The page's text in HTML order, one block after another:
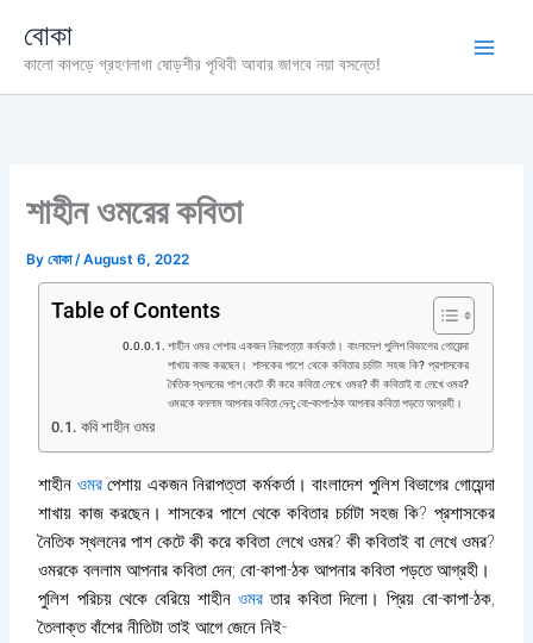
content
বোকা
কালো কাপড়ে গ্রহণলাগা ষোড়শীর পৃথিবী আবার জাগবে নয়া বসন্তে!
শাহীন ওমরের কবিতা
Byবোকা/August 6, 2022
Table of Contents
শাহীন ওমর পেশায় একজন নিরাপত্তা কর্মকর্তা। বাংলাদেশ পুলিশ বিভাগের গোয়েন্দা
শাখায় কাজ করছেন। শাসকের পাশে থেকে কবিতার চর্চাটা সহজ কি? প্রশাসকের
নৈতিক স্খলনের পাশ কেটে কী করে কবিতা লেখে ওমর? কী কবিতাই বা লেখে ওমর?
ওমরকে বললাম আপনার কবিতা দেন; বো-কাপা-ঠক আপনার কবিতা পড়তে আগ্রহী।
কবি শাহীন ওমর
শাহীন ওমরপেশায় একজন নিরাপত্তা কর্মকর্তা। বাংলাদেশ পুলিশ বিভাগের গোয়েন্দা
শাখায় কাজ করছেন। শাসকের পাশে থেকে কবিতার চর্চাটা সহজ কি? প্রশাসকের
নৈতিক স্খলনের পাশ কেটে কী করে কবিতা লেখে ওমর? কী কবিতাই বা লেখে ওমর?
ওমরকে বললাম আপনার কবিতা দেন; বো-কাপা-ঠক আপনার কবিতা পড়তে আগ্রহী।
পুলিশ পরিচয় থেকে বেরিয়ে শাহীন ওমর তার কবিতা দিলো। প্রিয় বো-কাপা-ঠক,
তৈলাক্ত বাঁশের নীতিটা তাই আগে জেনে নিই-